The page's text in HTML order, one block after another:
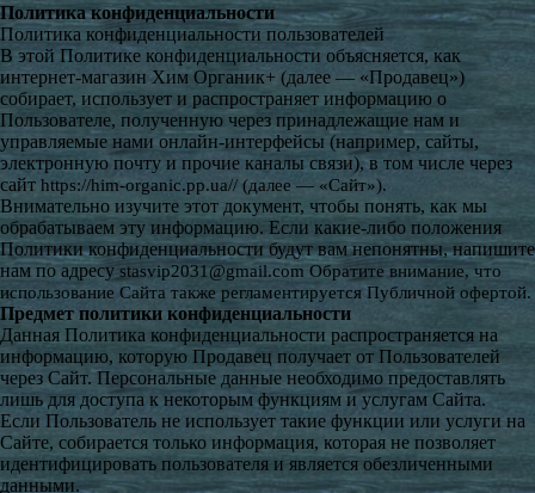
Политика конфиденциальности
Политика конфиденциальности пользователей
В этой Политике конфиденциальности объясняется, как
интернет-магазин Хим Органик+ (далее — «Продавец»)
собирает, использует и распространяет информацию о
Пользователе, полученную через принадлежащие нам и
управляемые нами онлайн-интерфейсы (например, сайты,
электронную почту и прочие каналы связи), в том числе через
сайт https://him-organic.pp.ua// (далее — «Сайт»).
Внимательно изучите этот документ, чтобы понять, как мы
обрабатываем эту информацию. Если какие-либо положения
Политики конфиденциальности будут вам непонятны, напишите
нам по адресуstasvip2031@gmail.com Обратите внимание, что
использование Сайта также регламентируется Публичной офертой.
Предмет политики конфиденциальности
Данная Политика конфиденциальности распространяется на
информацию, которую Продавец получает от Пользователей
через Сайт. Персональные данные необходимо предоставлять
лишь для доступа к некоторым функциям и услугам Сайта.
Если Пользователь не использует такие функции или услуги на
Сайте, собирается только информация, которая не позволяет
идентифицировать пользователя и является обезличенными
данными.